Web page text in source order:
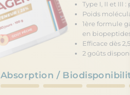
Type I, II et III
Poids
1ère formule
en
Efficace dès
2 goûts
Absorption /